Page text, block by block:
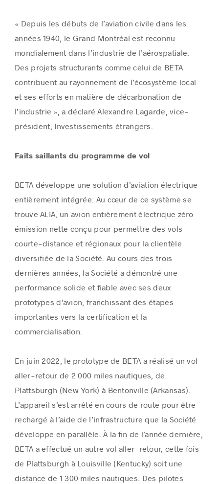
« Depuis les débuts de l’aviation civile dans les
années 1940, le Grand Montréal est reconnu
mondialement dans l’industrie de l’aérospatiale.
Des projets structurants comme celui de BETA
contribuent au rayonnement de l’écosystème local
et ses efforts en matière de décarbonation de
l’industrie », a déclaré Alexandre Lagarde, vice-
président, Investissements étrangers.
Faits saillants du programme de vol
BETA développe une solution d’aviation électrique
entièrement intégrée. Au cœur de ce système se
trouve ALIA, un avion entièrement électrique zéro
émission nette conçu pour permettre des vols
courte-distance et régionaux pour la clientèle
diversifiée de la Société. Au cours des trois
dernières années, la Société a démontré une
performance solide et fiable avec ses deux
prototypes d’avion, franchissant des étapes
importantes vers la certification et la
commercialisation.
En juin 2022, le prototype de BETA a réalisé un vol
aller-retour de 2 000 miles nautiques, de
Plattsburgh (New York) à Bentonville (Arkansas).
L’appareil s’est arrêté en cours de route pour être
rechargé à l’aide de l’infrastructure que la Société
développe en parallèle. À la fin de l’année dernière,
BETA a effectué un autre vol aller-retour, cette fois
de Plattsburgh à Louisville (Kentucky) soit une
distance de 1 300 miles nautiques. Des pilotes